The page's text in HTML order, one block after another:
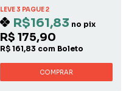
LEVE 3 PAGUE 2
R$161,83 no pix
R$ 175,90
R$ 161,83 com Boleto
COMPRAR